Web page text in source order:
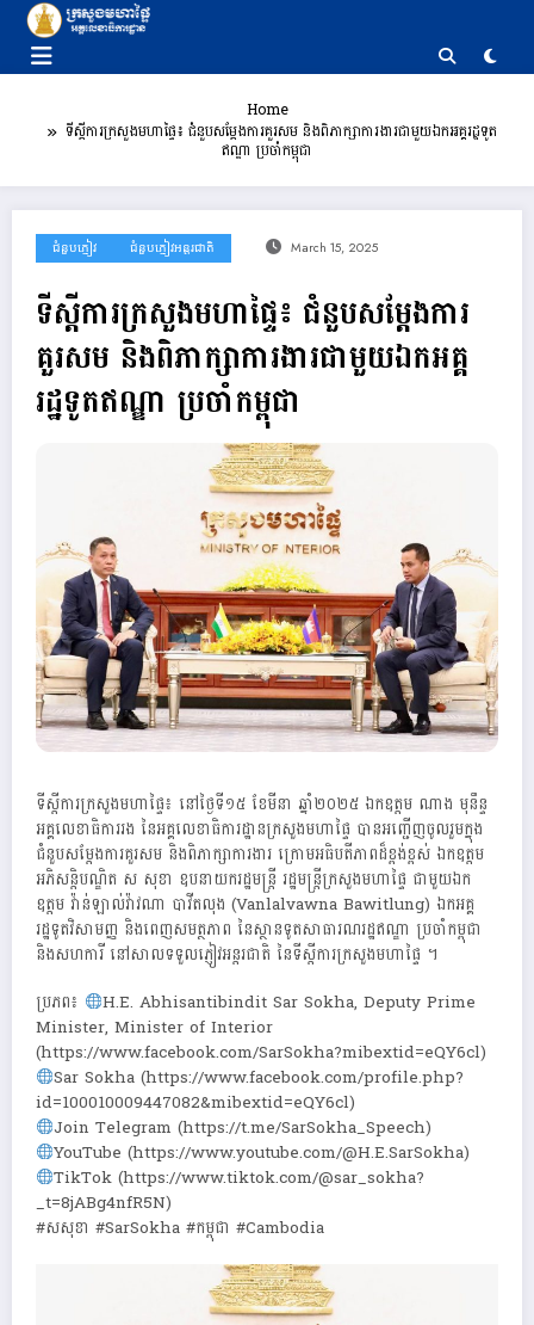
content
Home
ទីស្តីការក្រសួងមហាផ្ទៃ៖ ជំនួបសម្តែងការគួរសម និងពិភាក្សាការងារជាមួយឯកអគ្គរដ្ឋទូត
ឥណ្ឌា ប្រចាំកម្ពុជា
ជំនួបភ្ញៀវ ជំនួបភ្ញៀវអន្តរជាតិ March 15, 2025
ទីស្តីការក្រសួងមហាផ្ទៃ៖ ជំនួបសម្តែងការ
គួរសម និងពិភាក្សាការងារជាមួយឯកអគ្គ
រដ្ឋទូតឥណ្ឌា ប្រចាំកម្ពុជា
ទីស្តីការក្រសួងមហាផ្ទៃ៖ នៅថ្ងៃទី១៥ ខែមីនា ឆ្នាំ២០២៥ ឯកឧត្តម ណាង មុនឹន្ទ
អគ្គលេខាធិការរង នៃអគ្គលេខាធិការដ្ឋានក្រសួងមហាផ្ទៃ បានអញ្ជើញចូលរួមក្នុង
ជំនួបសម្តែងការគួរសម និងពិភាក្សាការងារ ក្រោមអធិបតីភាពដ៏ខ្ពង់ខ្ពស់ ឯកឧត្តម
អភិសន្តិបណ្ឌិត ស សុខា ឧបនាយករដ្ឋមន្រ្តី រដ្ឋមន្រ្តីក្រសួងមហាផ្ទៃ ជាមួយឯក
ឧត្តម វ៉ាន់ឡាល់វ៉ាវណា បាវីតលុង (Vanlalvawna Bawitlung) ឯកអគ្គ
រដ្ឋទូតវិសាមញ្ញ និងពេញសមត្ថភាព នៃស្ថានទូតសាធារណរដ្ឋឥណ្ឌា ប្រចាំកម្ពុជា
និងសហការី នៅសាលទទួលភ្ញៀវអន្តរជាតិ នៃទីស្តីការក្រសួងមហាផ្ទៃ ។
ប្រភព៖
H.E. Abhisantibindit Sar Sokha, Deputy Prime
Minister, Minister of Interior
(https://www.facebook.com/SarSokha?mibextid=eQY6cl)
Sar Sokha (https://www.facebook.com/profile.php?
id=100010009447082&mibextid=eQY6cl)
Join Telegram (https://t.me/SarSokha_Speech)
YouTube (https://www.youtube.com/@H.E.SarSokha)
TikTok (https://www.tiktok.com/@sar_sokha?
_t=8jABg4nfR5N)
#សសុខា #SarSokha #កម្ពុជា #Cambodia